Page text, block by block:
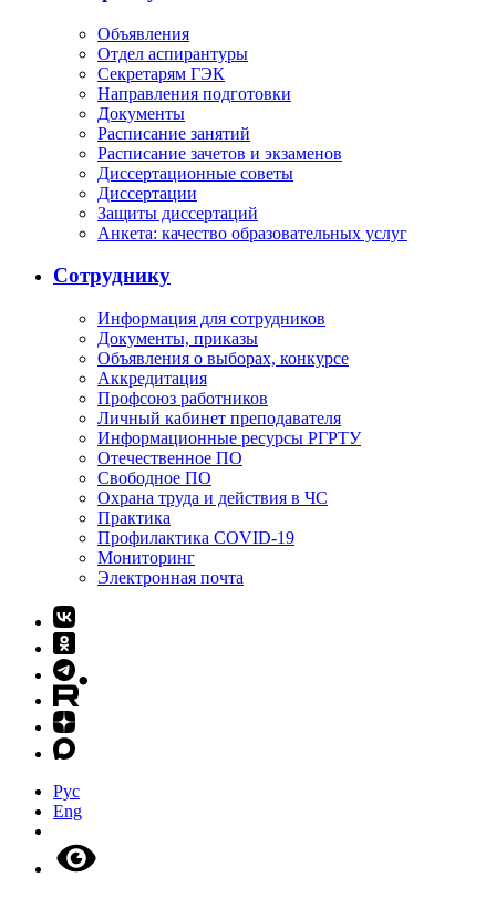
Объявления
Отдел аспирантуры
Секретарям ГЭК
Направления подготовки
Документы
Расписание занятий
Расписание зачетов и экзаменов
Диссертационные советы
Диссертации
Защиты диссертаций
Анкета: качество образовательных услуг
Сотруднику
Информация для сотрудников
Документы, приказы
Объявления о выборах, конкурсе
Аккредитация
Профсоюз работников
Личный кабинет преподавателя
Информационные ресурсы РГРТУ
Отечественное ПО
Свободное ПО
Охрана труда и действия в ЧС
Практика
Профилактика COVID-19
Мониторинг
Электронная почта
Рус
Eng